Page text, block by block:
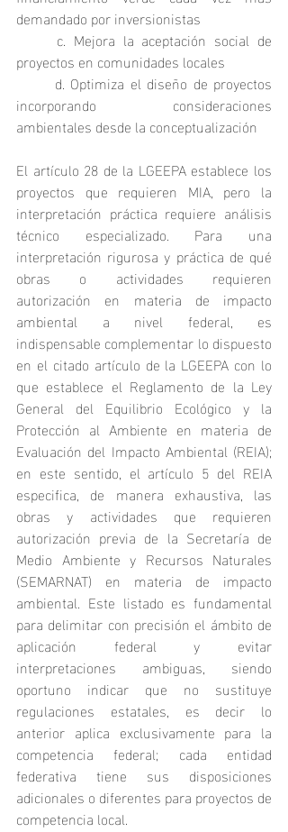
demandado por inversionistas
proyectos en comunidades locales
incorporando consideraciones
ambientales desde la conceptualización
El artículo 28 de la LGEEPA establece los
proyectos que requieren MIA, pero la
interpretación práctica requiere análisis
técnico especializado. Para una
interpretación rigurosa y práctica de qué
obras o actividades requieren
autorización en materia de impacto
ambiental a nivel federal, es
indispensable complementar lo dispuesto
en el citado artículo de la LGEEPA con lo
que establece el Reglamento de la Ley
General del Equilibrio Ecológico y la
Protección al Ambiente en materia de
Evaluación del Impacto Ambiental (REIA);
en este sentido, el artículo 5 del REIA
especifica, de manera exhaustiva, las
obras y actividades que requieren
autorización previa de la Secretaría de
Medio Ambiente y Recursos Naturales
(SEMARNAT) en materia de impacto
ambiental. Este listado es fundamental
para delimitar con precisión el ámbito de
aplicación federal y evitar
interpretaciones ambiguas, siendo
oportuno indicar que no sustituye
regulaciones estatales, es decir lo
anterior aplica exclusivamente para la
competencia federal; cada entidad
federativa tiene sus disposiciones
adicionales o diferentes para proyectos de
competencia local.